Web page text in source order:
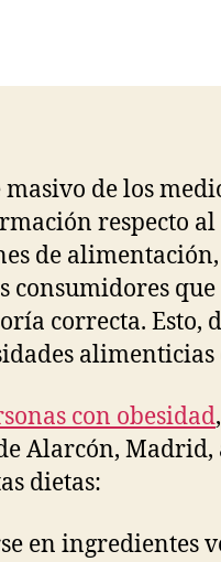
de los
respecto al
de
consumidores que
correcta. Esto,
con obesidad
Alarcón,
dietas:
en ingredientes